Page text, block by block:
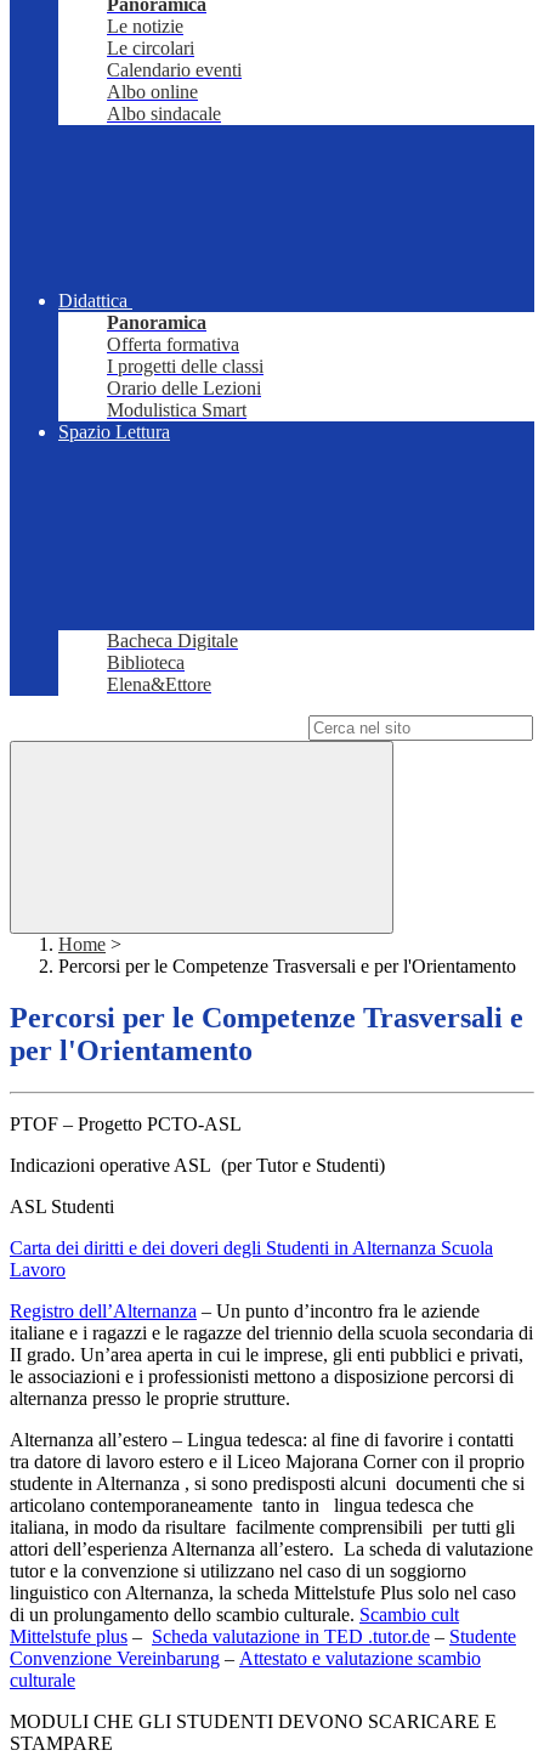
Panoramica
Le notizie
Le circolari
Calendario eventi
Albo online
Albo sindacale
Didattica
Panoramica
Offerta formativa
I progetti delle classi
Orario delle Lezioni
Modulistica Smart
Spazio Lettura
Bacheca Digitale
Biblioteca
Elena&Ettore
Home >
Percorsi per le Competenze Trasversali e per l'Orientamento
Percorsi per le Competenze Trasversali e
per l'Orientamento
PTOF – Progetto PCTO-ASL
Indicazioni operative ASL (per Tutor e Studenti)
ASL Studenti
Carta dei diritti e dei doveri degli Studenti in Alternanza Scuola
Lavoro
Registro dell’Alternanza – Un punto d’incontro fra le aziende
italiane e i ragazzi e le ragazze del triennio della scuola secondaria di
II grado. Un’area aperta in cui le imprese, gli enti pubblici e privati,
le associazioni e i professionisti mettono a disposizione percorsi di
alternanza presso le proprie strutture.
Alternanza all’estero – Lingua tedesca: al fine di favorire i contatti
tra datore di lavoro estero e il Liceo Majorana Corner con il proprio
studente in Alternanza , si sono predisposti alcuni documenti che si
articolano contemporaneamente tanto in lingua tedesca che
italiana, in modo da risultare facilmente comprensibili per tutti gli
attori dell’esperienza Alternanza all’estero. La scheda di valutazione
tutor e la convenzione si utilizzano nel caso di un soggiorno
linguistico con Alternanza, la scheda Mittelstufe Plus solo nel caso
di un prolungamento dello scambio culturale. Scambio cult
Mittelstufe plus – Scheda valutazione in TED .tutor.de – Studente
Convenzione Vereinbarung – Attestato e valutazione scambio
culturale
MODULI CHE GLI STUDENTI DEVONO SCARICARE E
STAMPARE